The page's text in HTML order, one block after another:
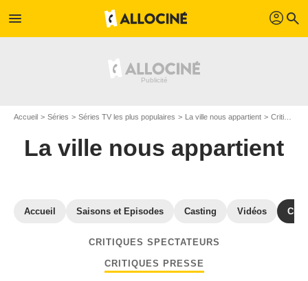
menu profil search
Accueil Séries Séries TV les plus populaires La ville nous appartient Critiques La ville nous appartient
La ville nous appartient
Accueil Saisons et Episodes Casting Vidéos
CRITIQUES SPECTATEURS
CRITIQUES PRESSE